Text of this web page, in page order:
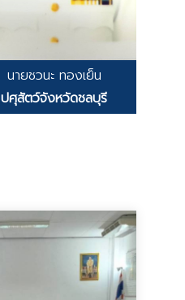
นายชวนะ ทองเย็น
ปศุสัตว์จังหวัดชลบุรี